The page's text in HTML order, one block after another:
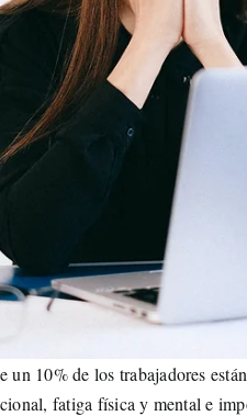
10% de los trabajadores
fatiga física y mental e